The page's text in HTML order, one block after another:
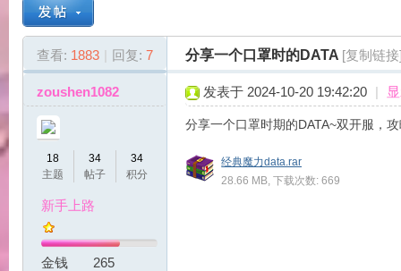
查看: 1883 | 回复: 7 分享一个口罩时的DATA [复制链
zoushen1082
18
主题
34
帖子
34
积分
新手上路
金钱
265
发表于 2024-10-20 19:42:20 |
分享一个口罩时期的DATA~双开服，
经典魔力data.rar
28.66 MB, 下载次数: 669